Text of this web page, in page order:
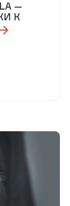
—
К